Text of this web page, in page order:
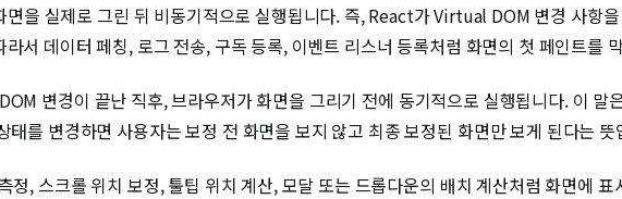
을 실제로 그린 뒤 비동기적으로 실행됩니다. 즉, React가 Virtual DOM 변경 사항
서 데이터 페칭, 로그 전송, 구독 등록, 이벤트 리스너 등록처럼 화면의 첫 페인트를
변경이 끝난 직후, 브라우저가 화면을 그리기 전에 동기적으로 실행됩니다. 이
태를 변경하면 사용자는 보정 전 화면을 보지 않고 최종 보정된 화면만 보게 된다는 뜻
정, 스크롤 위치 보정, 툴팁 위치 계산, 모달 또는 드롭다운의 배치 계산처럼 화면에